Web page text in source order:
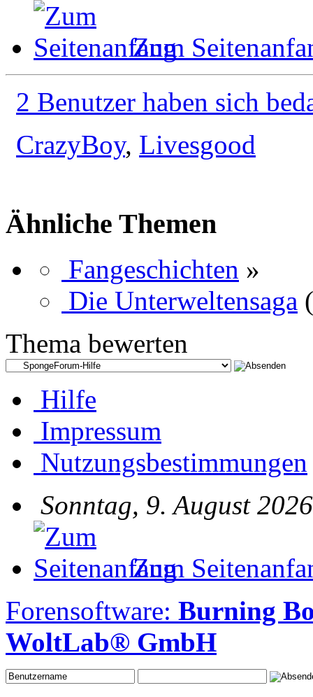
Zum
2 Benutzer haben sich
CrazyBoy, Livesgood
Ähnliche Themen
Fangeschichten »
Die Unterweltensaga
Thema bewerten
Hilfe
Impressum
Nutzungsbestimmungen
Sonntag, 9. August
Zum
Forensoftware: Burning
WoltLab® GmbH